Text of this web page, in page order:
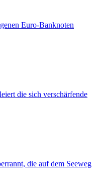
Euro-Banknoten
die sich verschärfende
die auf dem Seeweg